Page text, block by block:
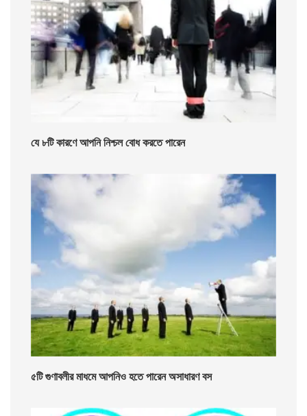
যে ৮টি কারণে আপনি নিশ্চল বোধ করতে পারেন
৫টি গুণাবলীর মাধমে আপনিও হতে পারেন অসাধারণ বস